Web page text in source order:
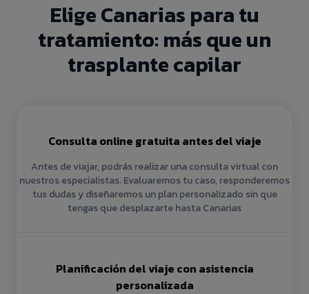
Elige Canarias para tu
tratamiento: más que un
trasplante capilar
Consulta online gratuita antes del viaje
Antes de viajar, podrás realizar una consulta virtual con
nuestros especialistas. Evaluaremos tu caso, responderemos
tus dudas y diseñaremos un plan personalizado sin que
tengas que desplazarte hasta Canarias
Planificación del viaje con asistencia
personalizada